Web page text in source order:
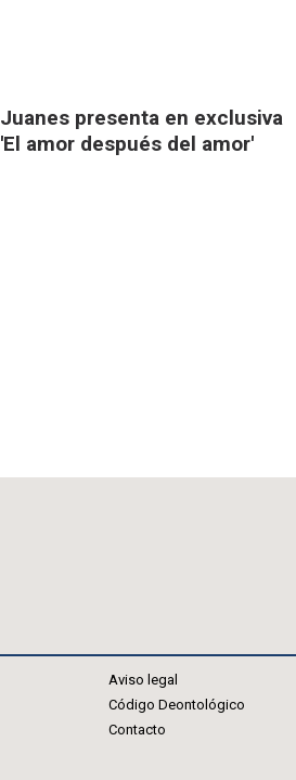
Juanes presenta en exclusiva
'El amor después del amor'
Aviso legal
Código Deontológico
Contacto